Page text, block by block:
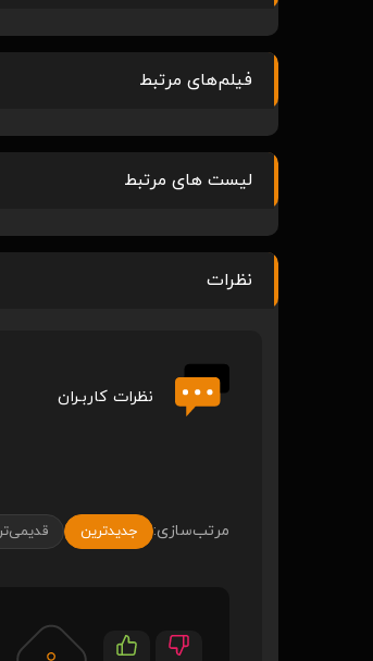
فیلم‌های مرتبط
لیست های مرتبط
نظرات
نظرات کاربـران
مرتب‌سازی: جدیدترین